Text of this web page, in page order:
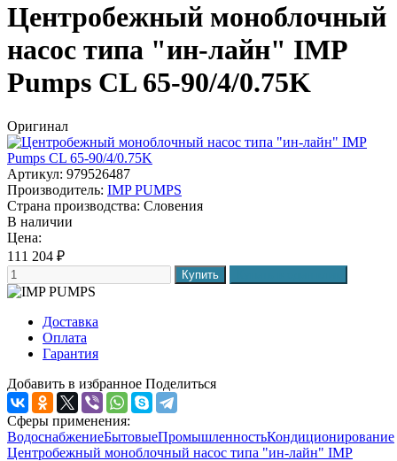
Центробежный моноблочный
насос типа "ин-лайн" IMP
Pumps CL 65-90/4/0.75K
Оригинал
Артикул: 979526487
Производитель: IMP PUMPS
Страна производства: Словения
В наличии
Цена:
111 204 ₽
Доставка
Оплата
Гарантия
Добавить в избранное Поделиться
Сферы применения:
ВодоснабжениеБытовыеПромышленностьКондиционирование
Центробежный моноблочный насос типа "ин-лайн" IMP